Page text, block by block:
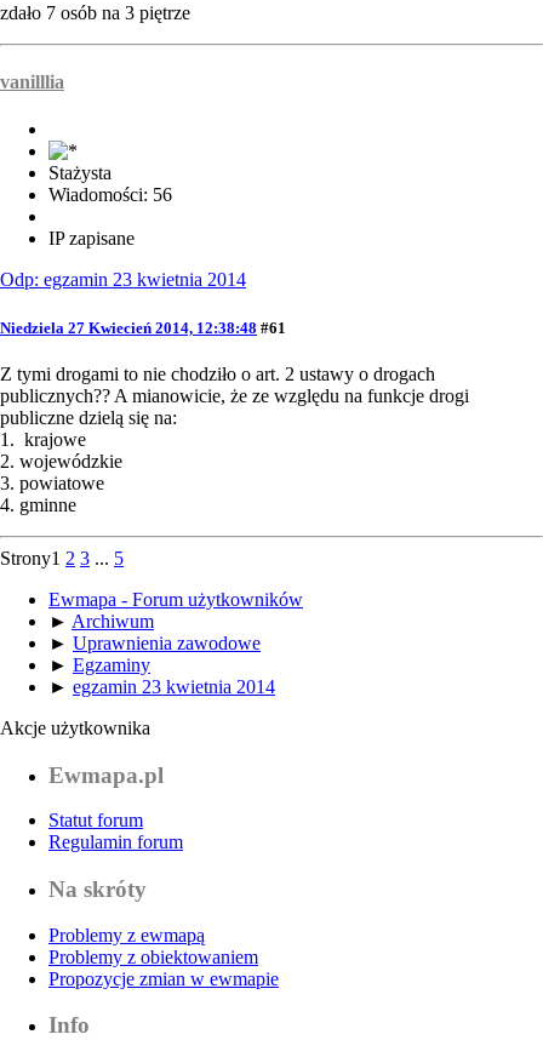
zdało 7 osób na 3 piętrze
vanilllia
Stażysta
Wiadomości: 56
IP zapisane
Odp: egzamin 23 kwietnia 2014
Niedziela 27 Kwiecień 2014, 12:38:48 #61
Z tymi drogami to nie chodziło o art. 2 ustawy o drogach
publicznych?? A mianowicie, że ze względu na funkcje drogi
publiczne dzielą się na:
1. krajowe
2. wojewódzkie
3. powiatowe
4. gminne
Strony1 2 3 ... 5
Ewmapa - Forum użytkowników
► Archiwum
► Uprawnienia zawodowe
► Egzaminy
► egzamin 23 kwietnia 2014
Akcje użytkownika
Ewmapa.pl
Statut forum
Regulamin forum
Na skróty
Problemy z ewmapą
Problemy z obiektowaniem
Propozycje zmian w ewmapie
Info